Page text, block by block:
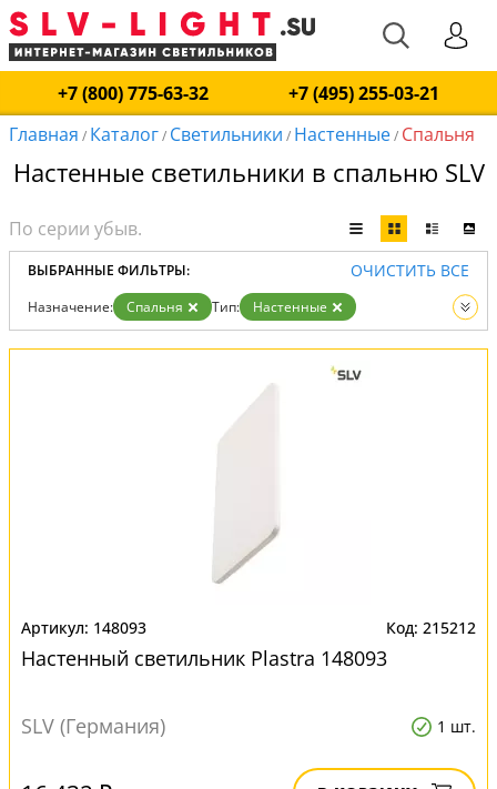
+7 (800) 775-63-32
+7 (495) 255-03-21
Главная / Каталог/ Светильники / Настенные/ Спальня
Настенные светильники в спальню SLV
ВЫБРАННЫЕ ФИЛЬТРЫ: ОЧИСТИТЬ ВСЕ
Назначение: Спальня Тип:
Настенные
Вид:
Светильники
148093 215212
Настенный светильник Plastra 148093
SLV (Германия) 1 шт.